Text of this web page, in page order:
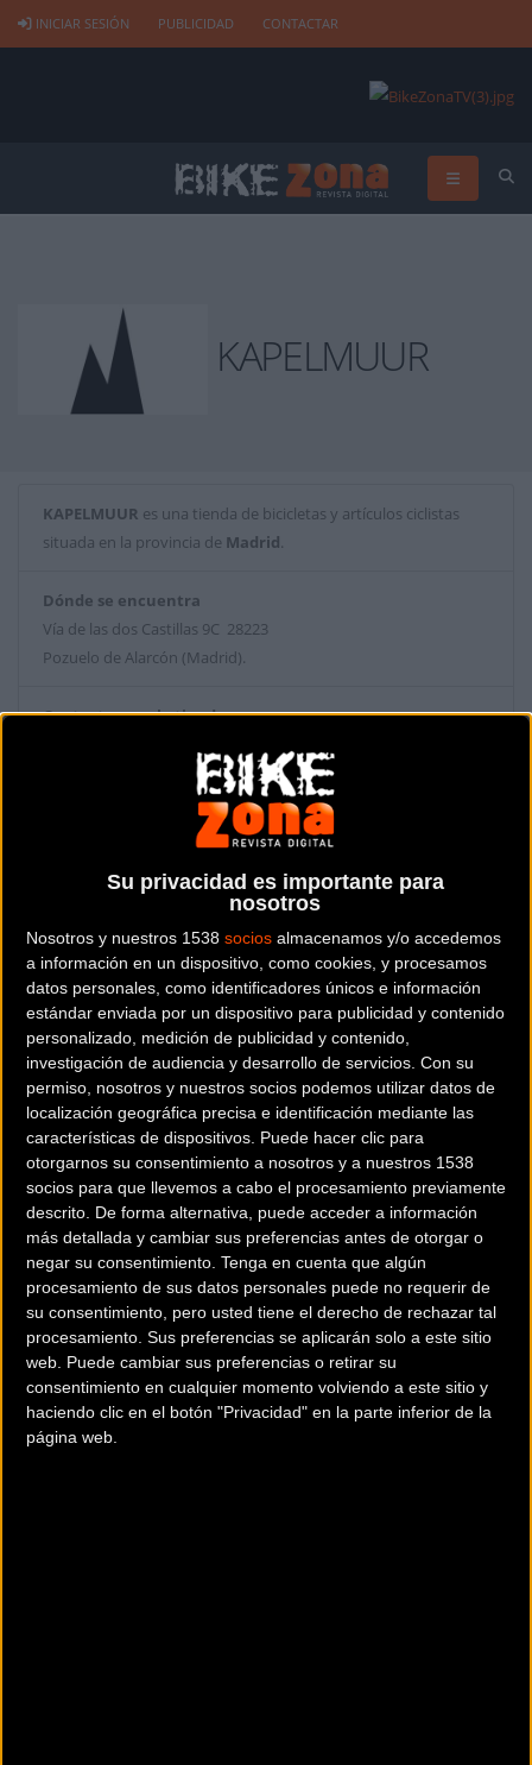
Su privacidad es importante para
nosotros
Nosotros y nuestros 1538 socios almacenamos y/o accedemos
a información en un dispositivo, como cookies, y procesamos
datos personales, como identificadores únicos e información
estándar enviada por un dispositivo para publicidad y contenido
personalizado, medición de publicidad y contenido,
investigación de audiencia y desarrollo de servicios. Con su
permiso, nosotros y nuestros socios podemos utilizar datos de
localización geográfica precisa e identificación mediante las
características de dispositivos. Puede hacer clic para
otorgarnos su consentimiento a nosotros y a nuestros 1538
socios para que llevemos a cabo el procesamiento previamente
descrito. De forma alternativa, puede acceder a información
más detallada y cambiar sus preferencias antes de otorgar o
negar su consentimiento. Tenga en cuenta que algún
procesamiento de sus datos personales puede no requerir de
su consentimiento, pero usted tiene el derecho de rechazar tal
procesamiento. Sus preferencias se aplicarán solo a este sitio
web. Puede cambiar sus preferencias o retirar su
consentimiento en cualquier momento volviendo a este sitio y
haciendo clic en el botón "Privacidad" en la parte inferior de la
página web.
INICIAR SESIÓN PUBLICIDAD CONTACTAR
KAPELMUUR
KAPELMUUR es una tienda de bicicletas y artículos ciclistas
situada en la provincia de Madrid.
Dónde se encuentra
Vía de las dos Castillas 9C 28223
Pozuelo de Alarcón (Madrid).
Contactar con la tienda
Web y RRSS de la tienda
200 km
¿Eres el propietario de esta tienda? Descubre cómo
hacerte tienda
Premium para llegar a más clientes.
Comercios Bz Premium